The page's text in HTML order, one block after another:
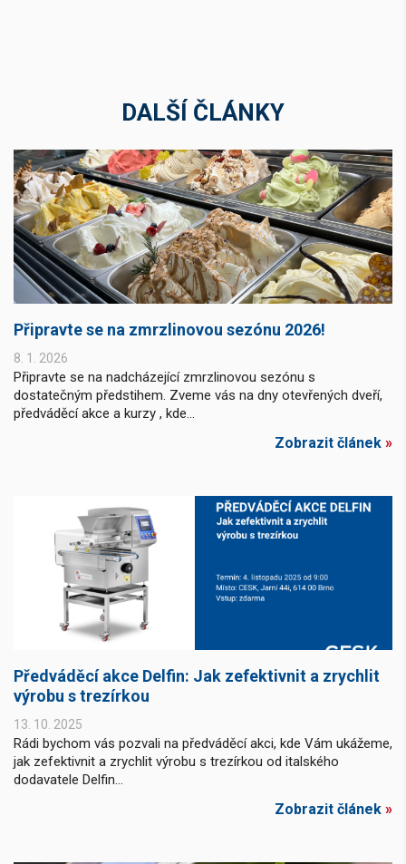
DALŠÍ ČLÁNKY
Připravte se na zmrzlinovou sezónu 2026!
8. 1. 2026
Připravte se na nadcházející zmrzlinovou sezónu s
dostatečným předstihem. Zveme vás na dny otevřených dveří,
předváděcí akce a kurzy , kde...
Zobrazit článek »
Předváděcí akce Delfin: Jak zefektivnit a zrychlit
výrobu s trezírkou
13. 10. 2025
Rádi bychom vás pozvali na předváděcí akci, kde Vám ukážeme,
jak zefektivnit a zrychlit výrobu s trezírkou od italského
dodavatele Delfin...
Zobrazit článek »